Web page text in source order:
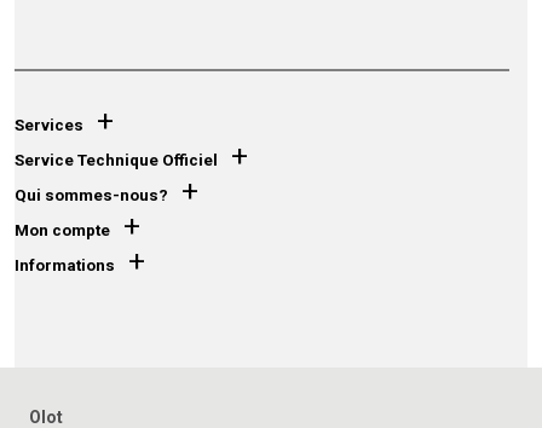
Services +
Service Technique Officiel +
Qui sommes-nous? +
Mon compte +
Informations +
Olot